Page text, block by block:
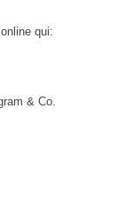
qui:
& Co.